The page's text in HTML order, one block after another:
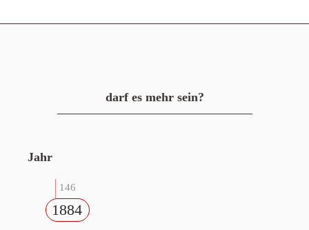
darf es mehr sein?
Jahr
146
1884